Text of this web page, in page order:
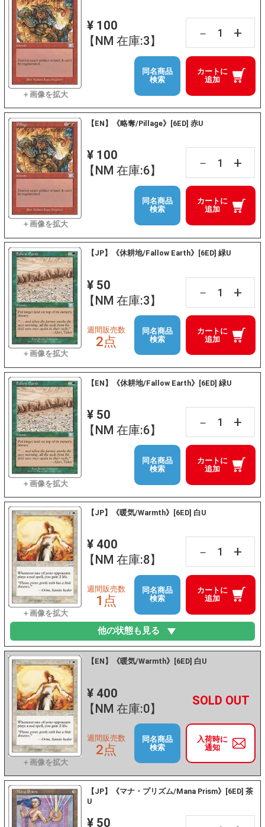
¥ 100
【NM 在庫:3】
－ +
カートに
追加
同名商品
検索
【EN】《略奪/Pillage》[6ED] 赤U
¥ 100
【NM 在庫:6】
－ +
カートに
追加
同名商品
検索
【JP】《休耕地/Fallow Earth》[6ED] 緑U
¥ 50
【NM 在庫:3】
－ +
カートに
追加
週間販売数
2点
同名商品
検索
【EN】《休耕地/Fallow Earth》[6ED] 緑U
¥ 50
【NM 在庫:6】
－ +
カートに
追加
同名商品
検索
【JP】《暖気/Warmth》[6ED] 白U
¥ 400
【NM 在庫:8】
－ +
カートに
追加
週間販売数
1点
同名商品
検索
他の状態も見る
【EN】《暖気/Warmth》[6ED] 白U
¥ 400
【NM 在庫:0】
－ +
入荷時に
通知
週間販売数
2点
同名商品
検索
【JP】《マナ・プリズム/Mana Prism》[6ED] 茶
U
¥ 50